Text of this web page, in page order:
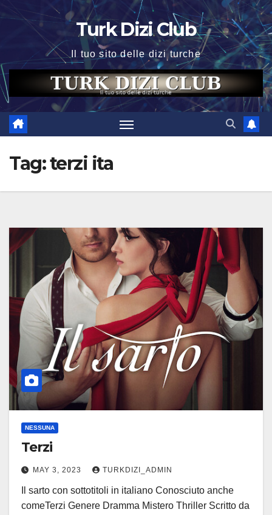
Turk Dizi Club
Il tuo sito delle dizi turche
Tag:terzi ita
NESSUNA
Terzi
MAY 3, 2023 TURKDIZI_ADMIN
Il sarto con sottotitoli in italiano Conosciuto anche
comeTerzi Genere Dramma Mistero Thriller Scritto da